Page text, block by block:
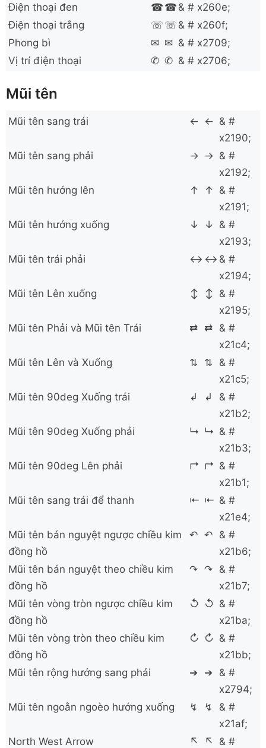
Điện thoại đen ☎ ☎ & # x260e;
Điện thoại trắng
☏ ☏ & # x260f;
Phong bì
✉ ✉ & # x2709;
Vị trí điện thoại
✆ ✆ & # x2706;
Mũi tên
Mũi tên sang trái ← ← & #
x2190;
Mũi tên sang phải
→ → & #
x2192;
Mũi tên hướng lên
↑ ↑ & #
x2191;
Mũi tên hướng xuống
↓ ↓ & #
x2193;
Mũi tên trái phải
↔ ↔ & #
x2194;
Mũi tên Lên xuống
↕ ↕ & #
x2195;
Mũi tên Phải và Mũi tên Trái
⇄ ⇄ & #
x21c4;
Mũi tên Lên và Xuống
⇅ ⇅
& #
x21c5;
Mũi tên 90deg Xuống trái
↲ ↲
& #
x21b2;
Mũi tên 90deg Xuống phải
↳ ↳ & #
x21b3;
Mũi tên 90deg Lên phải
↱ ↱ & #
x21b1;
Mũi tên sang trái để thanh
⇤ ⇤ & #
x21e4;
Mũi tên bán nguyệt ngược chiều kim
đồng hồ
↶ ↶ & #
x21b6;
Mũi tên bán nguyệt theo chiều kim
đồng hồ
↷ ↷ & #
x21b7;
Mũi tên vòng tròn ngược chiều kim
đồng hồ
↺ ↺ & #
x21ba;
Mũi tên vòng tròn theo chiều kim
đồng hồ
↻ ↻ & #
x21bb;
Mũi tên rộng hướng sang phải
➔ ➔ & #
x2794;
Mũi tên ngoằn ngoèo hướng xuống
↯ ↯
& #
x21af;
North West Arrow
↖ ↖
& #